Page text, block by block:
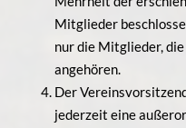
Mitglieder
nur die Mitglieder,
angehören.
Der
jederzeit eine